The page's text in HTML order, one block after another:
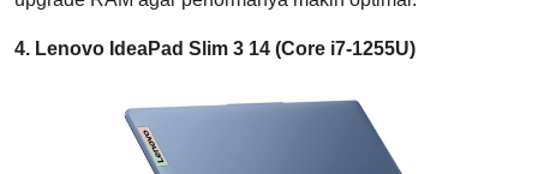
4. Lenovo IdeaPad Slim 3 14 (Core i7-1255U)